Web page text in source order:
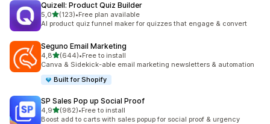
Quizell: Product Quiz Builder
5,0av 5 stjerner
(123)
Totalt 123 omtaler
•Free plan available
AI product quiz funnel maker for quizzes that engage & convert
Seguno Email Marketing
4,8av 5 stjerner
(644)
Totalt 644 omtaler
•Free to install
Canva & Sidekick-able email marketing newsletters & automation
Built for Shopify
SP Sales Pop up Social Proof
4,9av 5 stjerner
(982)
Totalt 982 omtaler
•Free to install
Boost add to carts with sales popup for social proof & urgency